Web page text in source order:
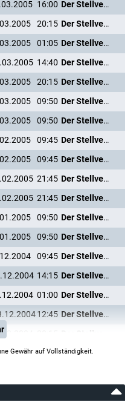
16:00
Der Stellvertreter
20:15
Der Stellvertreter
01:05
Der Stellvertreter
14:40
Der Stellvertreter
20:15
Der Stellvertreter
09:50
Der Stellvertreter
09:50
Der Stellvertreter
09:45
Der Stellvertreter
09:45
Der Stellvertreter
21:45
Der Stellvertreter
21:45
Der Stellvertreter
09:50
Der Stellvertreter
09:50
Der Stellvertreter
09:45
Der Stellvertreter
14:15
Der Stellvertreter
01:00
Der Stellvertreter
12:45
Der Stellvertreter
Gewähr auf Vollständigkeit.